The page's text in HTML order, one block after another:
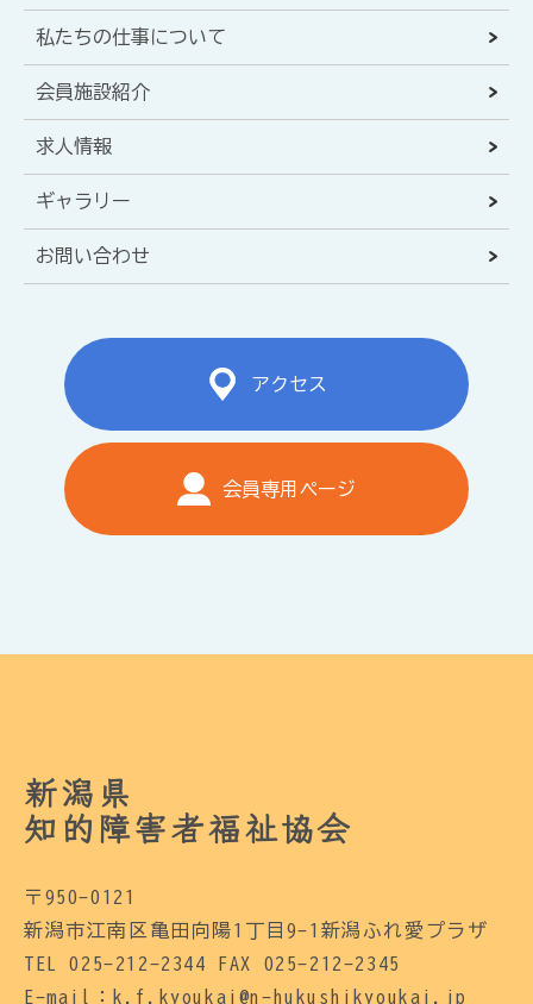
私たちの仕事について
会員施設紹介
求人情報
ギャラリー
お問い合わせ
アクセス
会員専用ページ
新潟県
知的障害者福祉協会
〒950-0121
新潟市江南区亀田向陽1丁目9-1新潟ふれ愛プラザ
TEL 025-212-2344 FAX 025-212-2345
E-mail：k.f.kyoukai@n-hukushikyoukai.jp